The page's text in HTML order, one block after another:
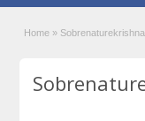
Home »